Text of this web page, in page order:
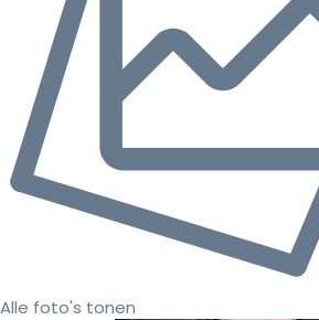
Alle foto's tonen